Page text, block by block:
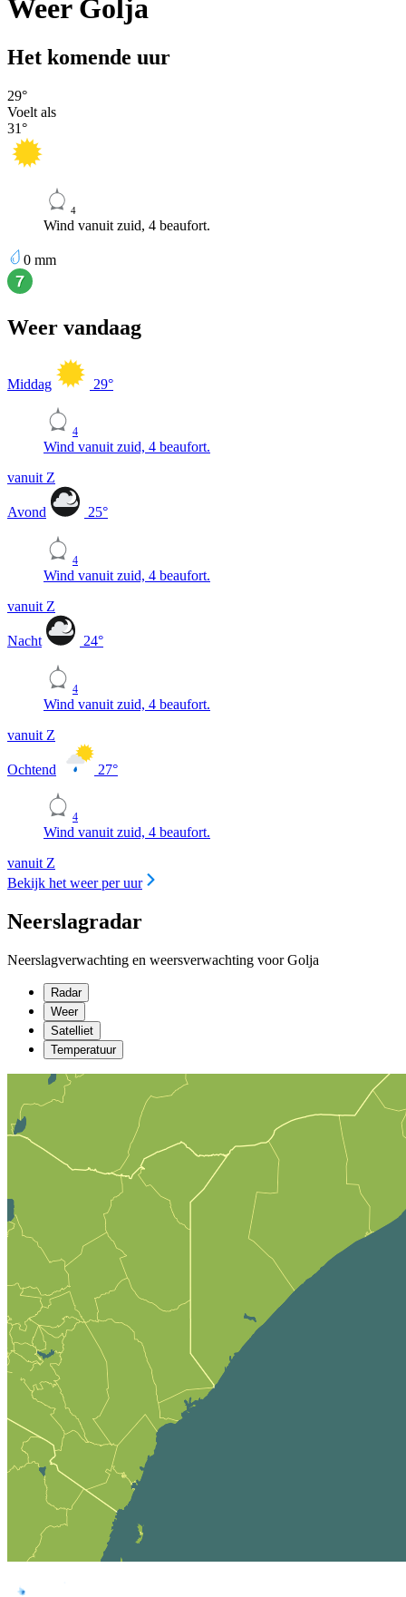
Weer Golja
Het komende uur
29°
Voelt als
31°
4
Wind vanuit zuid, 4 beaufort.
0 mm
Weer vandaag
Middag 29°
4
Wind vanuit zuid, 4 beaufort.
vanuit Z
Avond 25°
4
Wind vanuit zuid, 4 beaufort.
vanuit Z
Nacht 24°
4
Wind vanuit zuid, 4 beaufort.
vanuit Z
Ochtend 27°
4
Wind vanuit zuid, 4 beaufort.
vanuit Z
Bekijk het weer per uur
Neerslagradar
Neerslagverwachting en weersverwachting voor Golja
Radar
Weer
Satelliet
Temperatuur